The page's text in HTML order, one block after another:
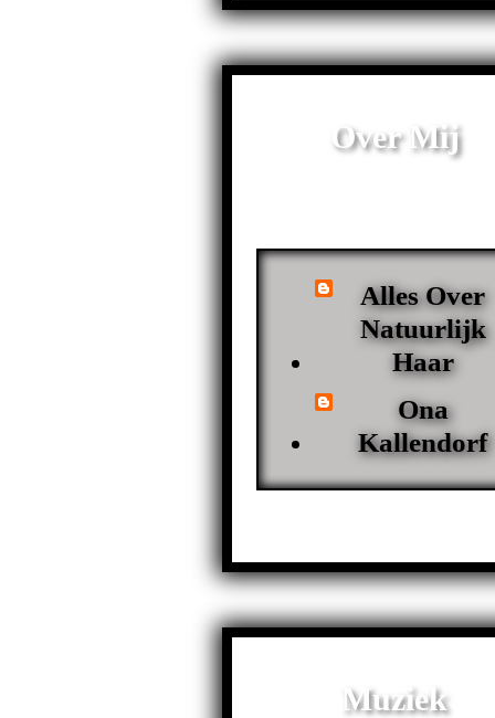
Over Mij
Alles Over
Natuurlijk
Haar
Ona
Kallendorf
Muziek